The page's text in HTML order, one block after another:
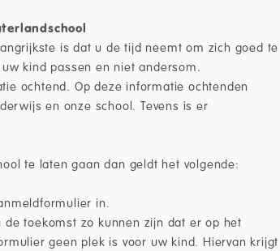
is dat u de tijd neemt om zich goed te
kind passen en niet andersom.
ochtend. Op deze informatie ochtenden
en onze school. Tevens is er
te laten gaan dan geldt het volgende:
in.
toekomst zo kunnen zijn dat er op het
geen plek is voor uw kind. Hiervan krijgt